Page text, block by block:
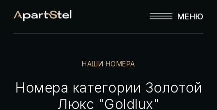
НАШИ НОМЕРА
Номера категории Золотой
Люкс "Goldlux"